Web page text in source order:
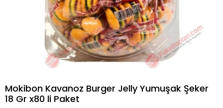
Mokibon Kavanoz Burger Jelly Yumuşak Şeker
18 Gr x80 li Paket